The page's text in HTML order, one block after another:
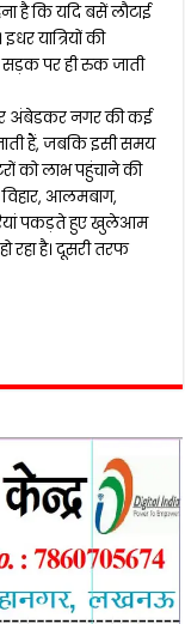
है कि यदि बसें लौटाई
यात्रियों की
पर ही रुक जाती
अंबेडकर नगर की कई
हैं, जबकि इसी समय
को लाभ पहुंचाने की
आलमबाग,
पकड़ते हुए खुलेआम
रहा है। दूसरी तरफ